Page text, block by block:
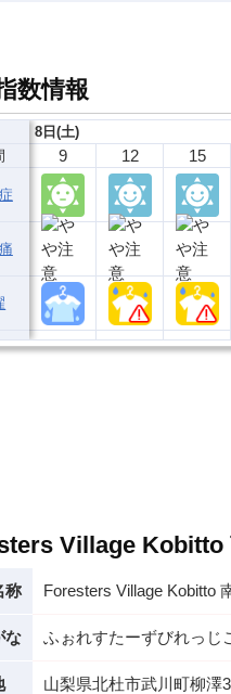
数情報
8日(土)
9 12 15
Village Kobitto
称 Foresters Village Kobitto
な ふぉれすたーずびれっじ
山梨県北杜市武川町柳澤